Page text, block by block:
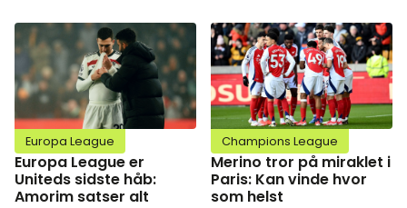
Europa League
Europa League er
Uniteds sidste håb:
Amorim satser alt
Champions League
Merino tror på miraklet i
Paris: Kan vinde hvor
som helst